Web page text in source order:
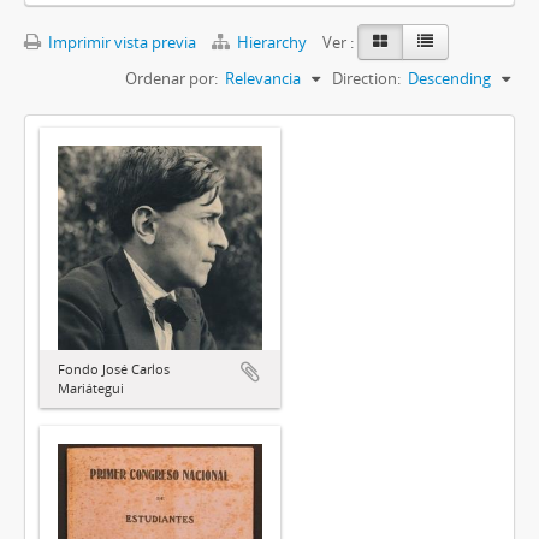
Imprimir vista previa Hierarchy
Ver :
Ordenar por: Relevancia Direction: Descending
Fondo José Carlos
Mariátegui